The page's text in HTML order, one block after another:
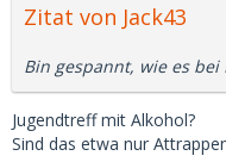
Zitat von Jack43
Bin gespannt, wie es
Jugendtreff mit Alkohol?
Sind das etwa nur